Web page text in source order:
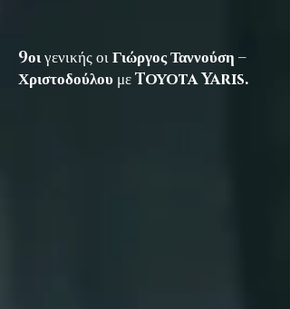
9οιγενικήςοιΓιώργος Ταννούση –
Χριστοδούλου μεToyota Yaris.